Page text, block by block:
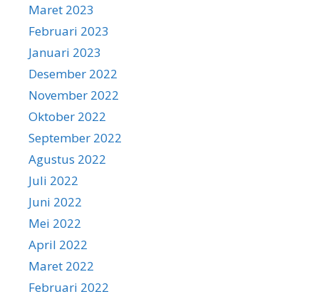
Maret 2023
Februari 2023
Januari 2023
Desember 2022
November 2022
Oktober 2022
September 2022
Agustus 2022
Juli 2022
Juni 2022
Mei 2022
April 2022
Maret 2022
Februari 2022